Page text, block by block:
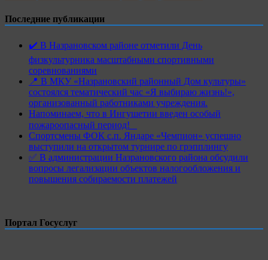
Последние публикации
✔️ В Назрановском районе отметили День
физкультурника масштабными спортивными
соревнованиями
📍 В МКУ «Назрановский районный Дом культуры»
состоялся тематический час «Я выбираю жизнь!»,
организованный работниками учреждения.
Напоминаем, что в Ингушетии введен особый
пожароопасный период!⁣⁣⠀
Спортсмены ФОК с.п. Яндаре «Чемпион» успешно
выступили на открытом турнире по грэпплингу
✅ В администрации Назрановского района обсудили
вопросы легализации объектов налогообложения и
повышения собираемости платежей
Портал Госуслуг